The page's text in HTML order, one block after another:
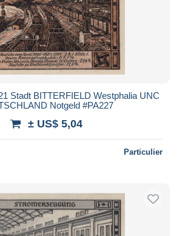
Toepassen
Stadt BITTERFIELD Westphalia UNC
Notgeld #PA227
± US$ 5,04
Particulier